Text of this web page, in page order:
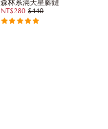
森林系滿天星腳鏈
NT$280 $440